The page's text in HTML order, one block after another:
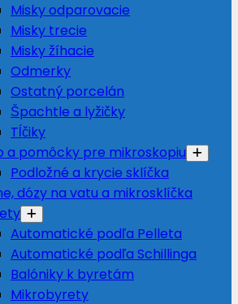
Misky odparovacie
Misky trecie
Misky žíhacie
Odmerky
Ostatný porcelán
Špachtle a lyžičky
Tĺčiky
a pomôcky pre mikroskopiu
Podložné a krycie sklíčka
dózy na vatu a mikrosklíčka
Automatické podľa Pelleta
Automatické podľa Schillinga
Balóniky k byretám
Mikrobyrety